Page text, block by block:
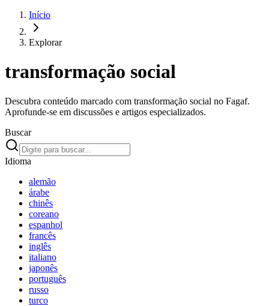
Início
Explorar
transformação social
Descubra conteúdo marcado com transformação social no Fagaf.
Aprofunde-se em discussões e artigos especializados.
Buscar
Idioma
alemão
árabe
chinês
coreano
espanhol
francês
inglês
italiano
japonês
português
russo
turco